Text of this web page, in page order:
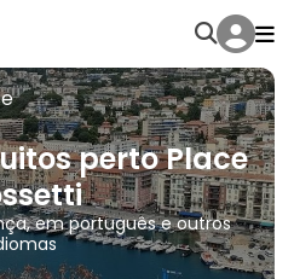
perto Place
em português e outros